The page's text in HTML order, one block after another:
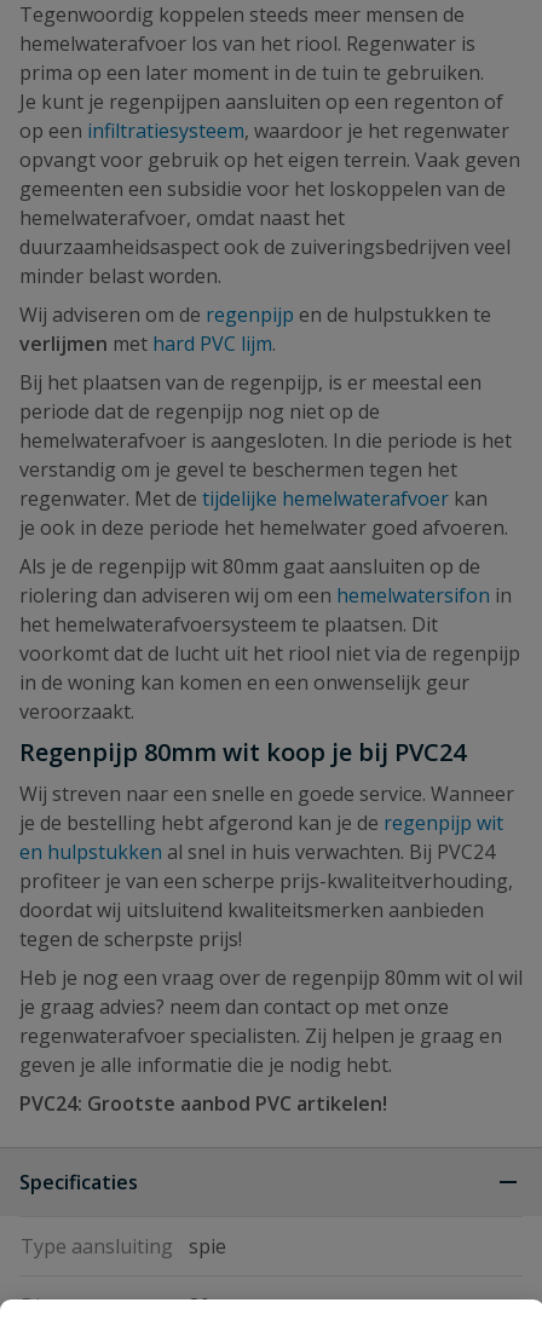
Tegenwoordig koppelen steeds meer mensen de
hemelwaterafvoer los van het riool. Regenwater is
prima op een later moment in de tuin te gebruiken.
Je kunt je regenpijpen aansluiten op een regenton of
op een infiltratiesysteem, waardoor je het regenwater
opvangt voor gebruik op het eigen terrein. Vaak geven
gemeenten een subsidie voor het loskoppelen van de
hemelwaterafvoer, omdat naast het
duurzaamheidsaspect ook de zuiveringsbedrijven veel
minder belast worden.
Wij adviseren om de regenpijp en de hulpstukken te
verlijmen met hard PVC lijm.
Bij het plaatsen van de regenpijp, is er meestal een
periode dat de regenpijp nog niet op de
hemelwaterafvoer is aangesloten. In die periode is het
verstandig om je gevel te beschermen tegen het
regenwater. Met de tijdelijke hemelwaterafvoer kan
je ook in deze periode het hemelwater goed afvoeren.
Als je de regenpijp wit 80mm gaat aansluiten op de
riolering dan adviseren wij om een hemelwatersifon in
het hemelwaterafvoersysteem te plaatsen. Dit
voorkomt dat de lucht uit het riool niet via de regenpijp
in de woning kan komen en een onwenselijk geur
veroorzaakt.
Regenpijp 80mm wit koop je bij PVC24
Wij streven naar een snelle en goede service. Wanneer
je de bestelling hebt afgerond kan je de regenpijp wit
en hulpstukken al snel in huis verwachten. Bij PVC24
profiteer je van een scherpe prijs-kwaliteitverhouding,
doordat wij uitsluitend kwaliteitsmerken aanbieden
tegen de scherpste prijs!
Heb je nog een vraag over de regenpijp 80mm wit ol wil
je graag advies? neem dan contact op met onze
regenwaterafvoer specialisten. Zij helpen je graag en
geven je alle informatie die je nodig hebt.
PVC24: Grootste aanbod PVC artikelen!
Specificaties
Type aansluiting spie
Diameter 80 mm